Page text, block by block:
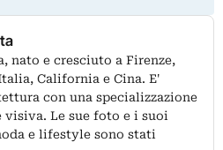
nato e cresciuto a Firenze,
California e Cina. E'
con una specializzazione
Le sue foto e i suoi
e lifestyle sono stati